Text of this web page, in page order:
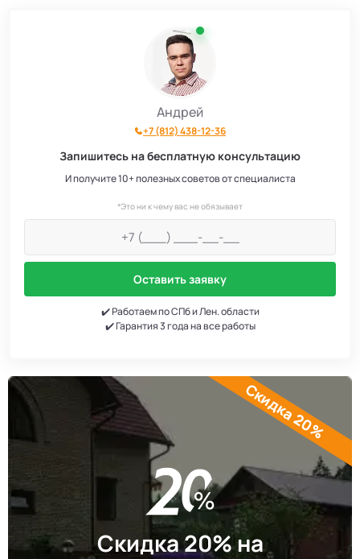
Андрей
+7 (812) 438-12-36
Запишитесь на бесплатную консультацию
И получите 10+ полезных советов от специалиста
*Это ни к чему вас не обязывает
Оставить заявку
✔️ Работаем по СПб и Лен. области
✔️ Гарантия 3 года на все работы
Скидка 20% на
Скидка 20%